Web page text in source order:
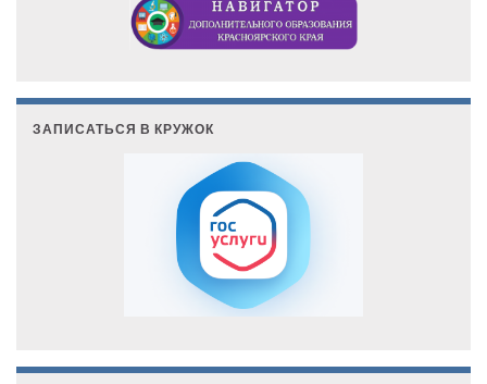
ЗАПИСАТЬСЯ В КРУЖОК